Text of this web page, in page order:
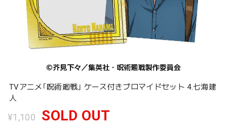
TVアニメ｢呪術廻戦｣ ケース付きブロマイドセット 4.七海建
人
¥1,100 SOLD OUT